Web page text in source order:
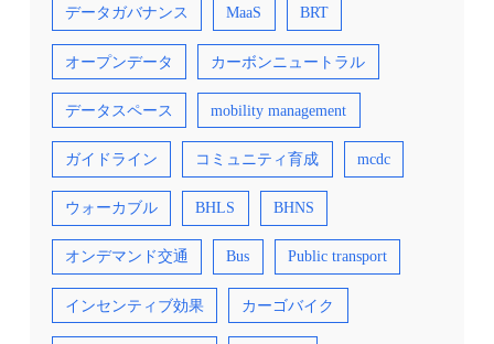
データガバナンス MaaS BRT
オープンデータ カーボンニュートラル
データスペース mobility management
ガイドライン コミュニティ育成 mcdc
ウォーカブル BHLS BHNS
オンデマンド交通 Bus Public transport
インセンティブ効果 カーゴバイク